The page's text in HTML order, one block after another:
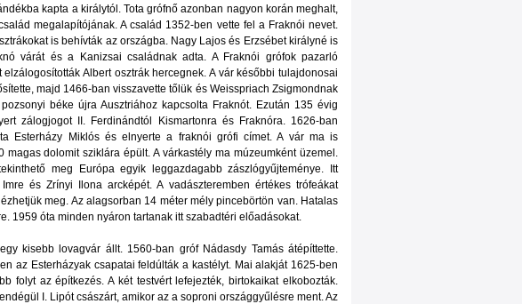
kapta a királytól. Tota grófnő azonban nagyon korán meghalt,
megalapítójának. A család 1352-ben vette fel a Fraknói nevet.
is behívták az országba. Nagy Lajos és Erzsébet királyné is
várát és a Kanizsai családnak adta. A Fraknói grófok pazarló
Albert osztrák hercegnek. A vár későbbi tulajdonosai
majd 1466-ban visszavette tőlük és Weisspriach Zsigmondnak
béke újra Ausztriához kapcsolta Fraknót. Ezután 135 évig
zálogjogot II. Ferdinándtól Kismartonra és Fraknóra. 1626-ban
Esterházy Miklós és elnyerte a fraknói grófi címet. A vár ma is
dolomit sziklára épült. A várkastély ma múzeumként üzemel.
meg Európa egyik leggazdagabb zászlógyűjteménye. Itt
és Zrínyi Ilona arcképét. A vadászteremben értékes trófeákat
meg. Az alagsorban 14 méter mély pincebörtön van. Hatalas
1959 óta minden nyáron tartanak itt szabadtéri előadásokat.
kisebb lovagvár állt. 1560-ban gróf Nádasdy Tamás átépíttette.
az Esterházyak csapatai feldúlták a kastélyt. Mai alakját 1625-ben
folyt az építkezés. A két testvért lefejezték, birtokaikat elkobozták.
I. Lipót császárt, amikor az a soproni országgyűlésre ment. Az